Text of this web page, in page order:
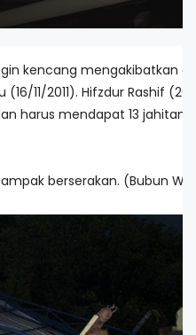
kencang mengakibatkan
11/2011). Hifzdur Rashif
harus mendapat 13 jahitan
berserakan. (Bubun